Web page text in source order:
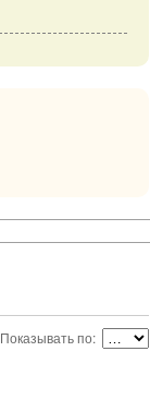
Показывать по: